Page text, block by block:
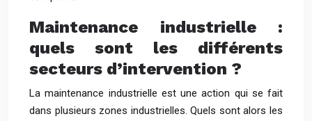
Maintenance industrielle :
quels sont les différents
secteurs d’intervention ?
La maintenance industrielle est une action qui se fait
dans plusieurs zones industrielles. Quels sont alors les